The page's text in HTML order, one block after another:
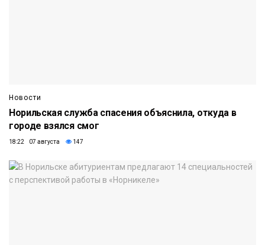
Новости
Норильская служба спасения объяснила, откуда в
городе взялся смог
18:22 07 августа 147